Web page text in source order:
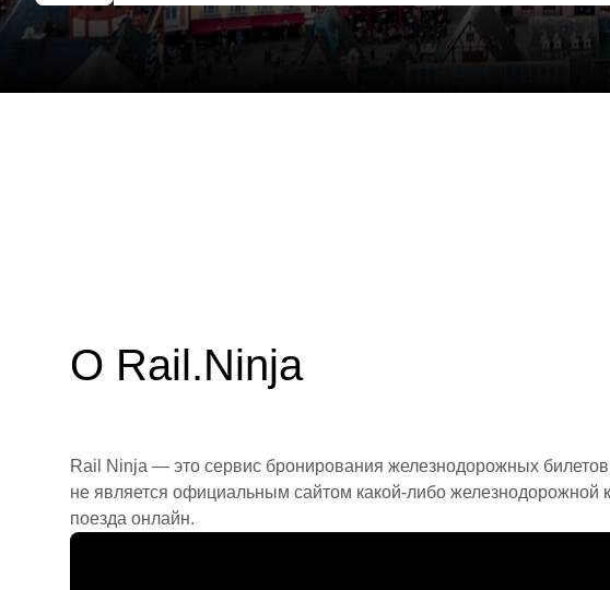
О Rail.Ninja
Rail Ninja — это сервис бронирования железнодорожных
не является официальным сайтом какой-либо железнодорожной
поезда онлайн.